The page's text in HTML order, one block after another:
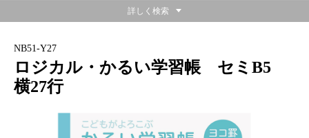
NB51-Y27
ロジカル・かるい学習帳 セミB5
横27行
詳しく検索